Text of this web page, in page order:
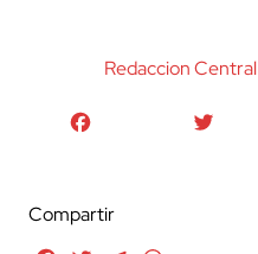
Redaccion Central
Compartir